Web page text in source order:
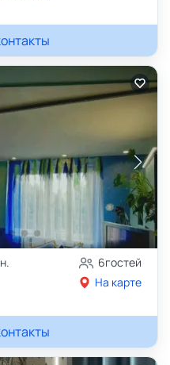
6гостей
На карте